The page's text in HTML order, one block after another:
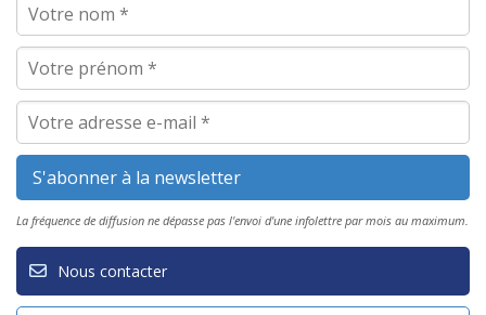
La fréquence de diffusion ne dépasse pas l'envoi d'une infolettre par mois au maximum.
Nous contacter